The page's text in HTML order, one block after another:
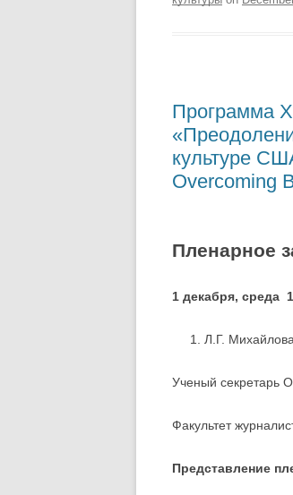
Программа
культуре
Overcoming
Пленарное
1 декабря, среда
Л.Г. Михайлова
Ученый секретарь
Факультет
Представление